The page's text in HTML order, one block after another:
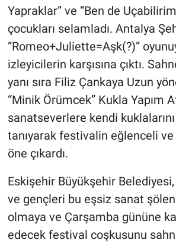
Yapraklar” ve “Ben de
çocukları selamladı. Antalya
“Romeo+Juliette=Aşk(?)”
izleyicilerin karşısına çıktı.
yanı sıra Filiz Çankaya Uzun
“Minik Örümcek” Kukla Yapım
sanatseverlere kendi
tanıyarak festivalin eğlenceli
öne çıkardı.
Eskişehir Büyükşehir
ve gençleri bu eşsiz sanat
olmaya ve Çarşamba gününe
edecek festival coşkusunu